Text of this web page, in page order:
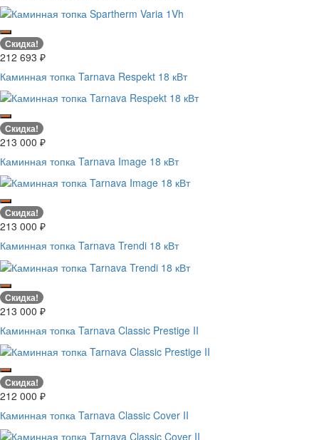
Скидка!
212 693 ₽
Каминная топка Tarnava Respekt 18 кВт
Скидка!
213 000 ₽
Каминная топка Tarnava Image 18 кВт
Скидка!
213 000 ₽
Каминная топка Tarnava Trendi 18 кВт
Скидка!
213 000 ₽
Каминная топка Tarnava Classic Prestige II
Скидка!
212 000 ₽
Каминная топка Tarnava Classic Cover II